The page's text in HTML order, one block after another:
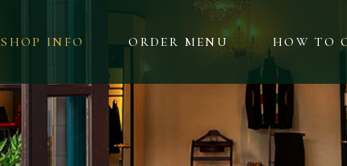
SHOP INFO ORDER MENU HOW TO